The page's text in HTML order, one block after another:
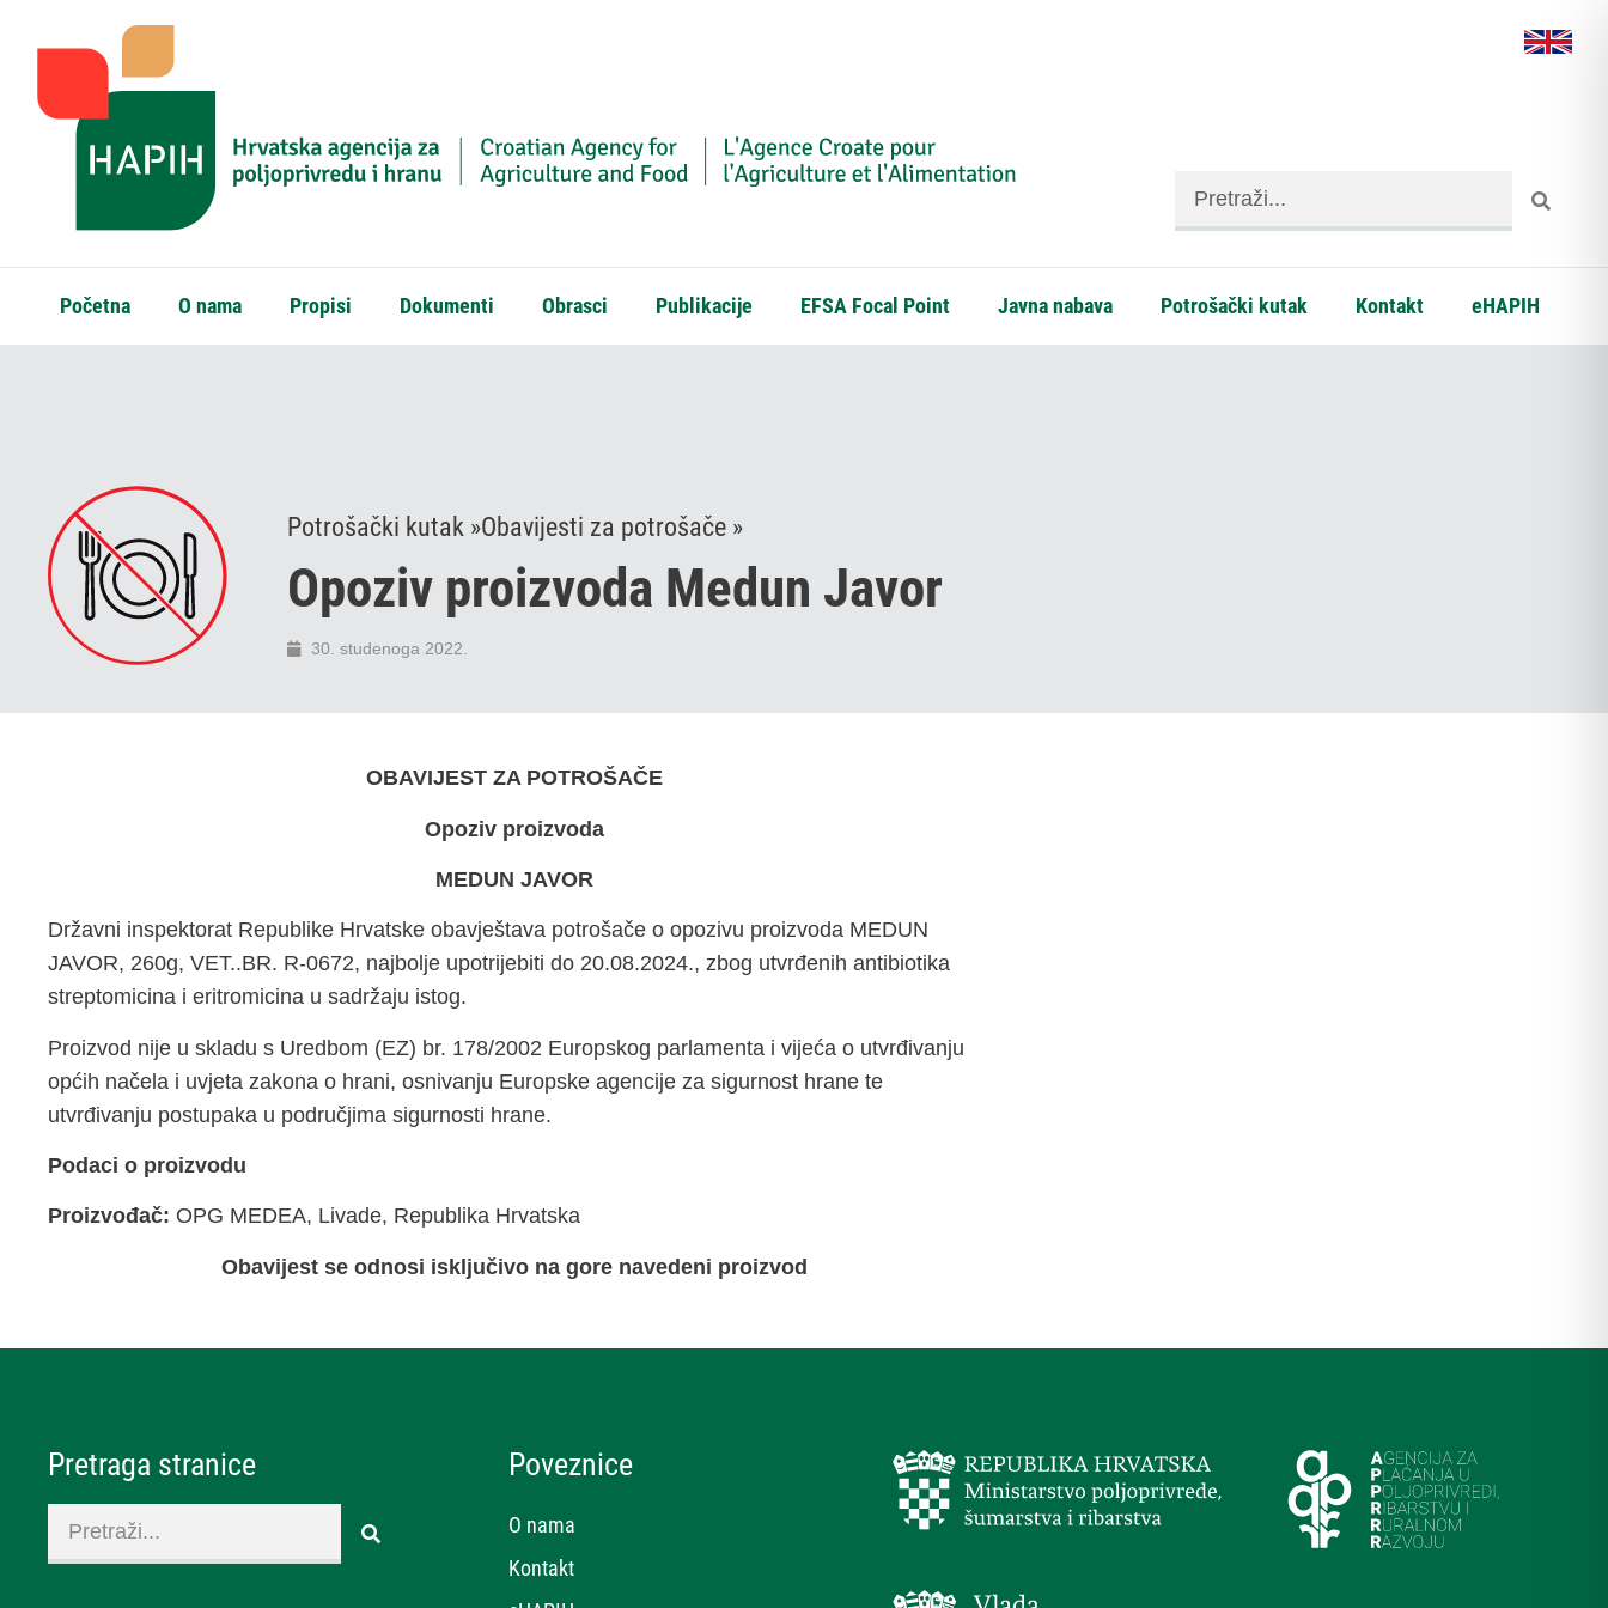
Početna O nama Propisi Dokumenti Obrasci Publikacije EFSA Focal Point Javna nabava Potrošački kutak Kontakt eHAPIH
Potrošački kutak »Obavijesti za potrošače »
Opoziv proizvoda Medun Javor
30. studenoga 2022.
OBAVIJEST ZA POTROŠAČE
Opoziv proizvoda
MEDUN JAVOR
Državni inspektorat Republike Hrvatske obavještava potrošače o opozivu proizvoda MEDUN
JAVOR, 260g, VET..BR. R-0672, najbolje upotrijebiti do 20.08.2024., zbog utvrđenih antibiotika
streptomicina i eritromicina u sadržaju istog.
Proizvod nije u skladu s Uredbom (EZ) br. 178/2002 Europskog parlamenta i vijeća o utvrđivanju
općih načela i uvjeta zakona o hrani, osnivanju Europske agencije za sigurnost hrane te
utvrđivanju postupaka u područjima sigurnosti hrane.
Podaci o proizvodu
Proizvođač: OPG MEDEA, Livade, Republika Hrvatska
Obavijest se odnosi isključivo na gore navedeni proizvod
Pretraga stranice Poveznice
O nama
Kontakt